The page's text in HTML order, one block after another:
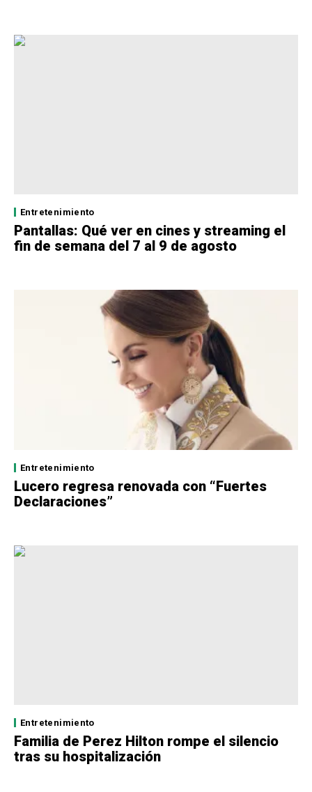
Entretenimiento
Pantallas: Qué ver en cines y streaming el
fin de semana del 7 al 9 de agosto
Entretenimiento
Lucero regresa renovada con “Fuertes
Declaraciones”
Entretenimiento
Familia de Perez Hilton rompe el silencio
tras su hospitalización